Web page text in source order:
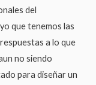
del
que tenemos las
a lo que
no siendo
para diseñar un